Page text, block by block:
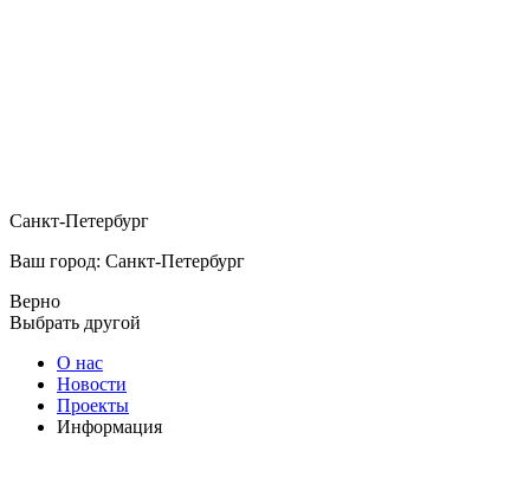
Санкт-Петербург
Ваш город: Санкт-Петербург
Верно
Выбрать другой
О нас
Новости
Проекты
Информация